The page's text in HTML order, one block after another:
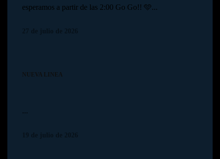
esperamos a partir de las 2:00 Go Go!! 🩵...
NUEVA LINEA
...